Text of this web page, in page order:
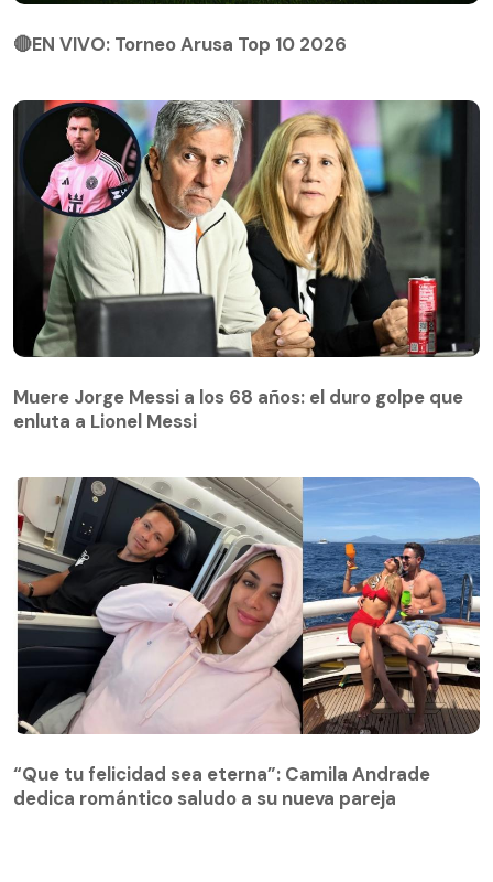
🔴EN VIVO: Torneo Arusa Top 10 2026
Muere Jorge Messi a los 68 años: el duro golpe que
enluta a Lionel Messi
“Que tu felicidad sea eterna”: Camila Andrade
dedica romántico saludo a su nueva pareja